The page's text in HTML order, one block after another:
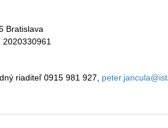
Bratislava
riaditeľ 0915 981 927,